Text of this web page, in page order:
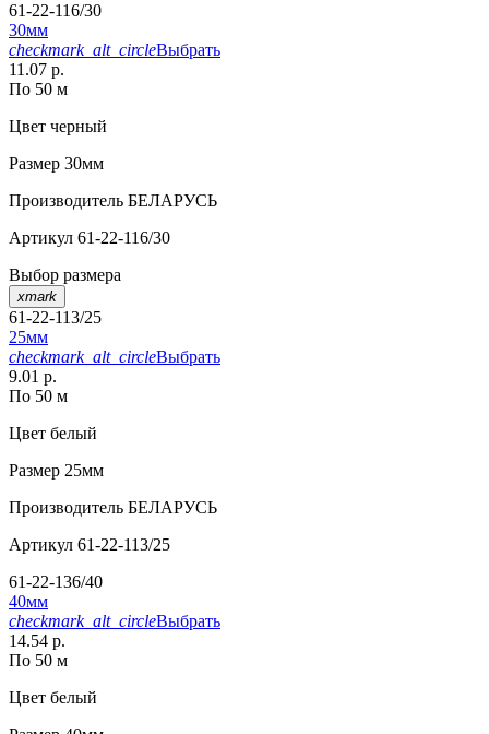
61-22-116/30
30мм
checkmark_alt_circleВыбрать
11.07 р.
По 50 м
Цвет черный
Размер 30мм
Производитель БЕЛАРУСЬ
Артикул 61-22-116/30
Выбор размера
xmark
61-22-113/25
25мм
checkmark_alt_circleВыбрать
9.01 р.
По 50 м
Цвет белый
Размер 25мм
Производитель БЕЛАРУСЬ
Артикул 61-22-113/25
61-22-136/40
40мм
checkmark_alt_circleВыбрать
14.54 р.
По 50 м
Цвет белый